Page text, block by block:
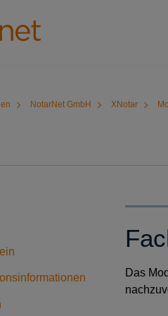
NotarNet GmbH XNotar
und
Modul
Das